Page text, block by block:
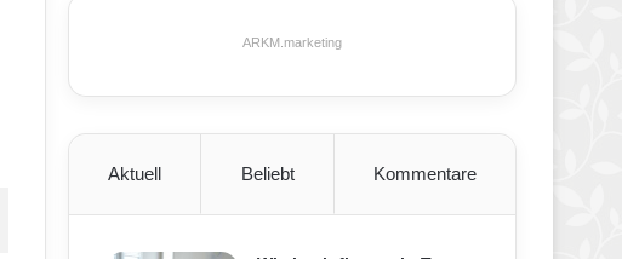
ARKM.marketing
Aktuell Beliebt Kommentare